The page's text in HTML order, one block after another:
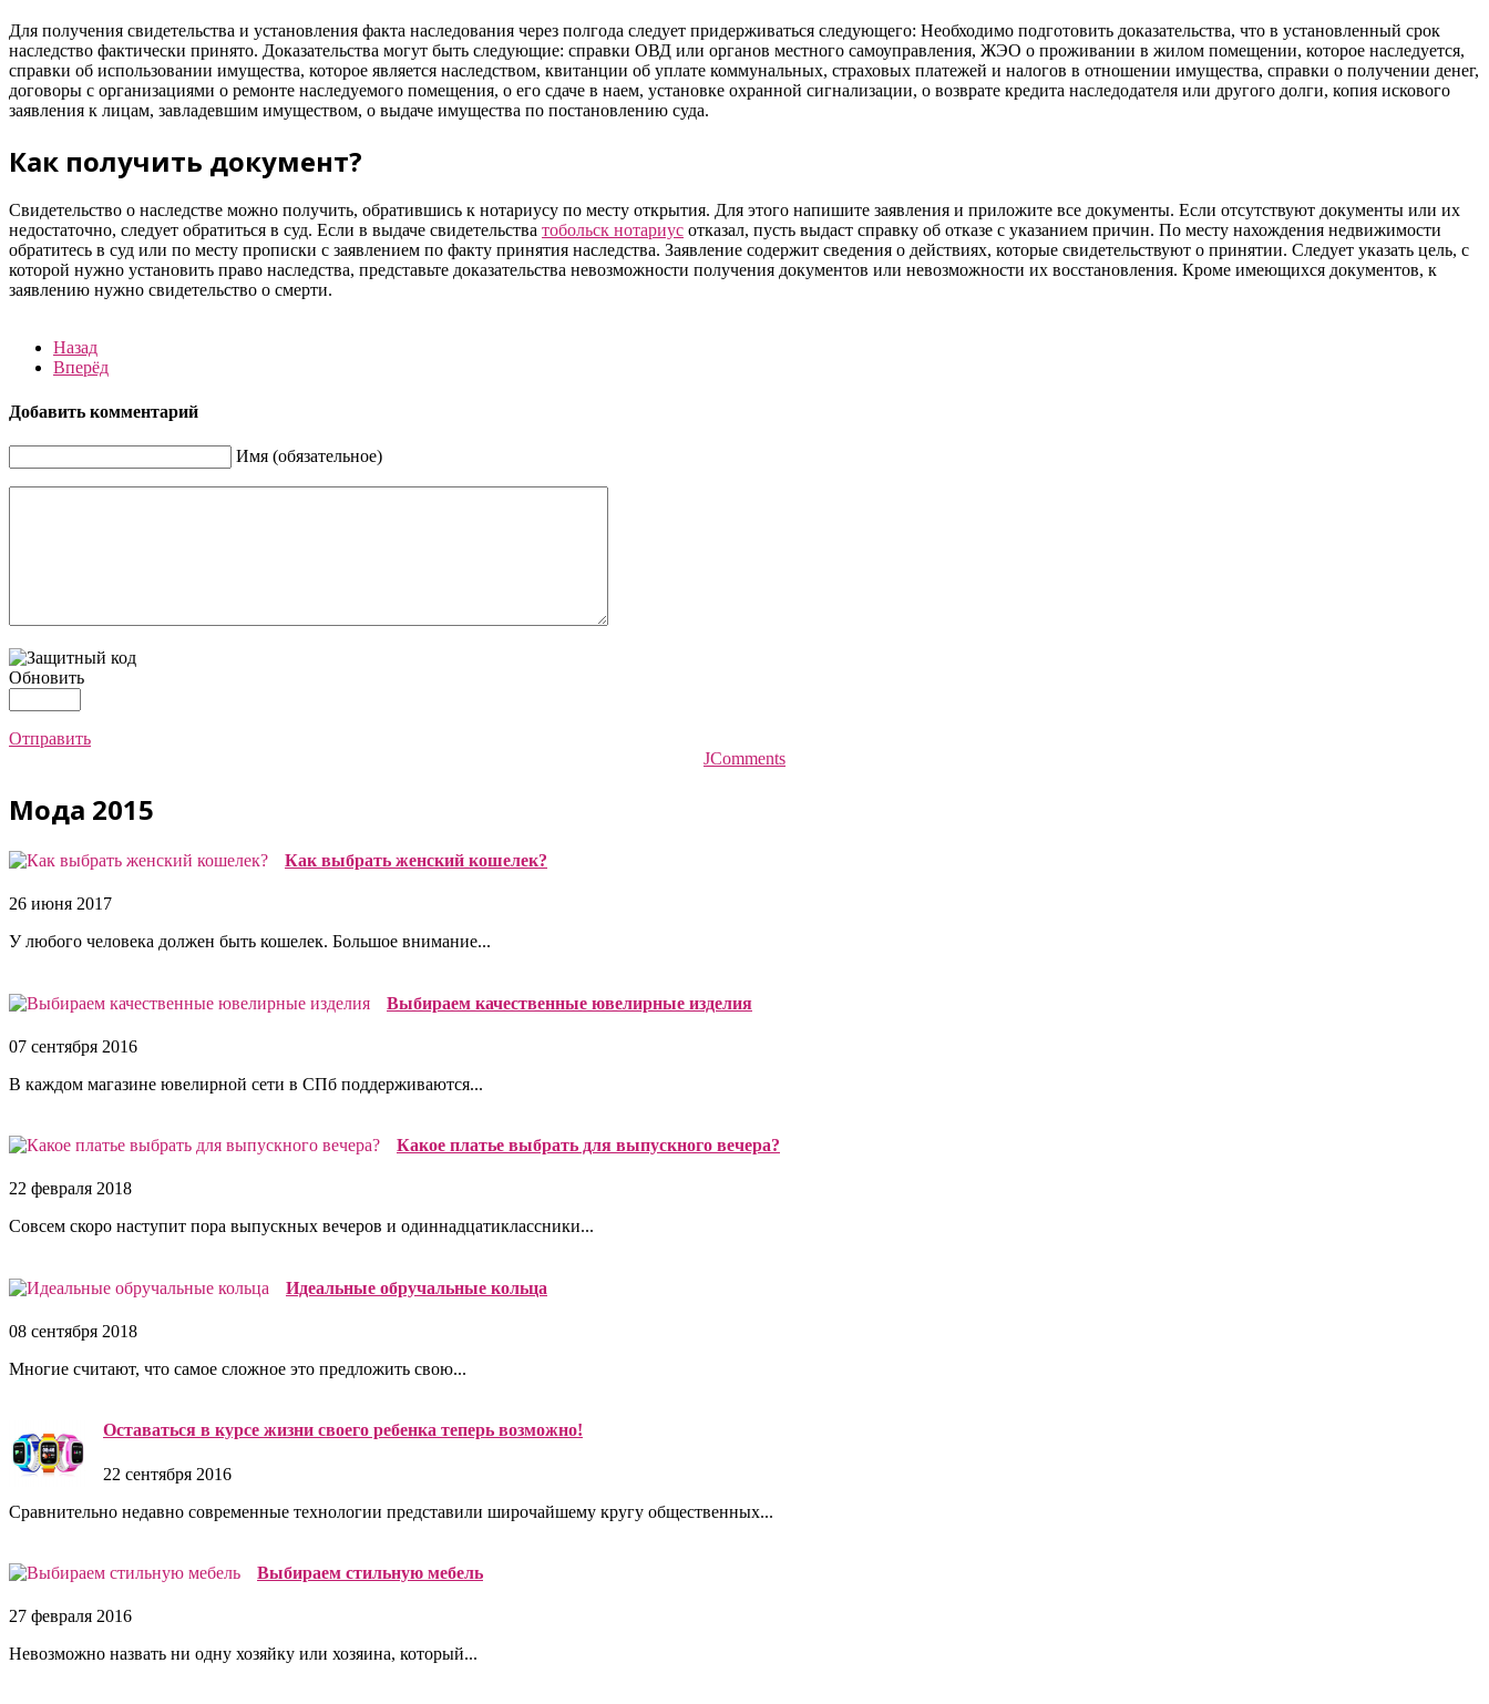
Для получения свидетельства и установления факта наследования через полгода следует придерживаться следующего: Необходимо подготовить доказательства, что в установленный срок
наследство фактически принято. Доказательства могут быть следующие: справки ОВД или органов местного самоуправления, ЖЭО о проживании в жилом помещении, которое наследуется,
справки об использовании имущества, которое является наследством, квитанции об уплате коммунальных, страховых платежей и налогов в отношении имущества, справки о получении денег,
договоры с организациями о ремонте наследуемого помещения, о его сдаче в наем, установке охранной сигнализации, о возврате кредита наследодателя или другого долги, копия искового
заявления к лицам, завладевшим имуществом, о выдаче имущества по постановлению суда.
Как получить документ?
Свидетельство о наследстве можно получить, обратившись к нотариусу по месту открытия. Для этого напишите заявления и приложите все документы. Если отсутствуют документы или их
недостаточно, следует обратиться в суд. Если в выдаче свидетельства тобольск нотариус отказал, пусть выдаст справку об отказе с указанием причин. По месту нахождения недвижимости
обратитесь в суд или по месту прописки с заявлением по факту принятия наследства. Заявление содержит сведения о действиях, которые свидетельствуют о принятии. Следует указать цель, с
которой нужно установить право наследства, представьте доказательства невозможности получения документов или невозможности их восстановления. Кроме имеющихся документов, к
заявлению нужно свидетельство о смерти.
Назад
Вперёд
Добавить комментарий
Имя (обязательное)
Обновить
Отправить
JComments
Мода 2015
Как выбрать женский кошелек?
26 июня 2017
У любого человека должен быть кошелек. Большое внимание...
Выбираем качественные ювелирные изделия
07 сентября 2016
В каждом магазине ювелирной сети в СПб поддерживаются...
Какое платье выбрать для выпускного вечера?
22 февраля 2018
Совсем скоро наступит пора выпускных вечеров и одиннадцатиклассники...
Идеальные обручальные кольца
08 сентября 2018
Многие считают, что самое сложное это предложить свою...
Оставаться в курсе жизни своего ребенка теперь возможно!
22 сентября 2016
Сравнительно недавно современные технологии представили широчайшему кругу общественных...
Выбираем стильную мебель
27 февраля 2016
Невозможно назвать ни одну хозяйку или хозяина, который...